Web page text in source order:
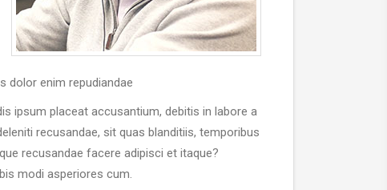
dolor enim repudiandae
ipsum placeat accusantium, debitis in labore a
recusandae, sit quas blanditiis, temporibus
recusandae facere adipisci et itaque?
modi asperiores cum.